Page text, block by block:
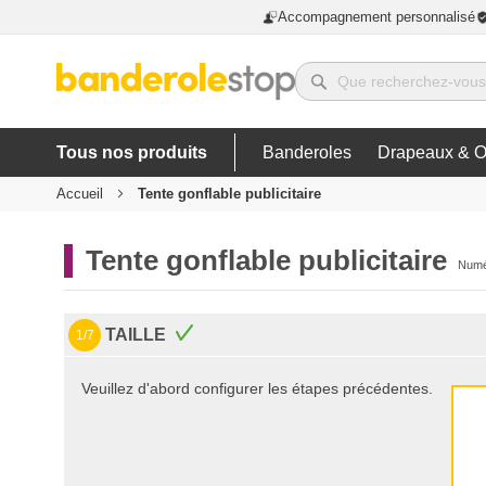
Accompagnement personnalisé
Tous nos produits Banderoles Drapeaux &
Accueil Tente gonflable publicitaire
Tente gonflable publicitaire
TAILLE
Veuillez d'abord configurer les étapes précédentes.
1/7